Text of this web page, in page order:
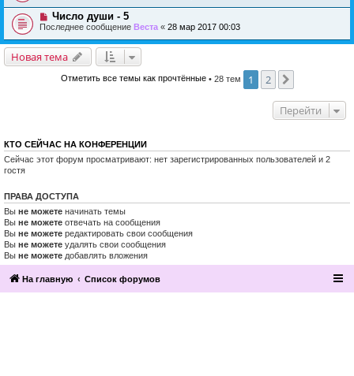
Число души - 5
Последнее сообщение Веста « 28 мар 2017 00:03
Новая тема
Отметить все темы как прочтённые• 28 тем 1 2
Перейти
КТО СЕЙЧАС НА КОНФЕРЕНЦИИ
Сейчас этот форум просматривают: нет зарегистрированных пользователей и 2
гостя
ПРАВА ДОСТУПА
Вы не можете начинать темы
Вы не можете отвечать на сообщения
Вы не можете редактировать свои сообщения
Вы не можете удалять свои сообщения
Вы не можете добавлять вложения
На главную Список форумов